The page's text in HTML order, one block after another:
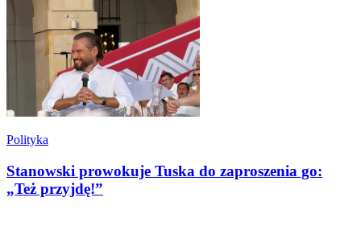
Polityka
Stanowski prowokuje Tuska do zaproszenia go:
„Też przyjdę!”